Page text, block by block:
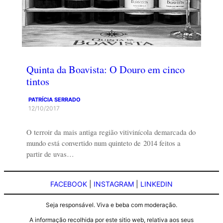
Quinta da Boavista: O Douro em cinco
tintos
PATRÍCIA SERRADO
12/10/2017
O terroir da mais antiga região vitivinícola demarcada do
mundo está convertido num quinteto de 2014 feitos a
partir de uvas…
FACEBOOK INSTAGRAM LINKEDIN
Seja responsável. Viva e beba com moderação.
A informação recolhida por este sitio web, relativa aos seus